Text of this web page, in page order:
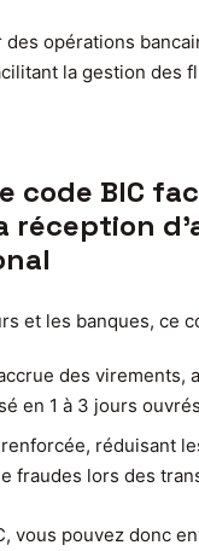
opérations
la gestion des
code BIC
réception
et les banques, ce
des virements,
en 1 à 3 jours
réduisant
fraudes lors des
vous pouvez donc